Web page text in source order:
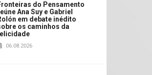
do Pensamento
Ana Suy e Gabriel
em debate inédito
os caminhos da
06.08.2026